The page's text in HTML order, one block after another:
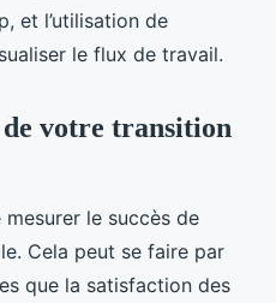
et l’utilisation de
le flux de travail.
votre transition
le succès de
Cela peut se faire par
que la satisfaction des